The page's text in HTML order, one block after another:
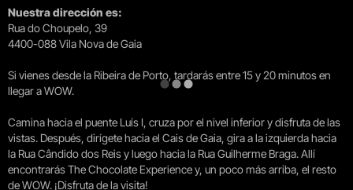
Nuestra dirección es:
Rua do Choupelo, 39
4400-088 Vila Nova de Gaia
Si vienes desde la Ribeira de Porto, tardarás entre 15 y 20 minutos en
llegar a WOW.
Camina hacia el puente Luís I, cruza por el nivel inferior y disfruta de las
vistas. Después, dirígete hacia el Cais de Gaia, gira a la izquierda hacia
la Rua Cândido dos Reis y luego hacia la Rua Guilherme Braga. Allí
encontrarás The Chocolate Experience y, un poco más arriba, el resto
de WOW. ¡Disfruta de la visita!